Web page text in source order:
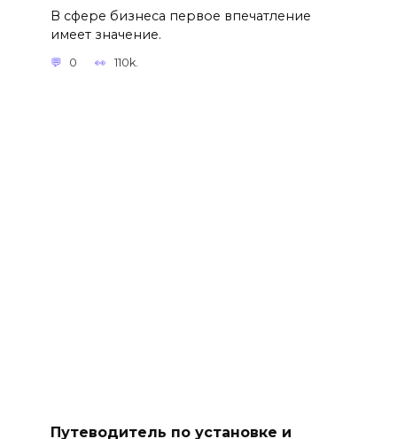
В сфере бизнеса первое впечатление
имеет значение.
0 110k.
Путеводитель по установке и